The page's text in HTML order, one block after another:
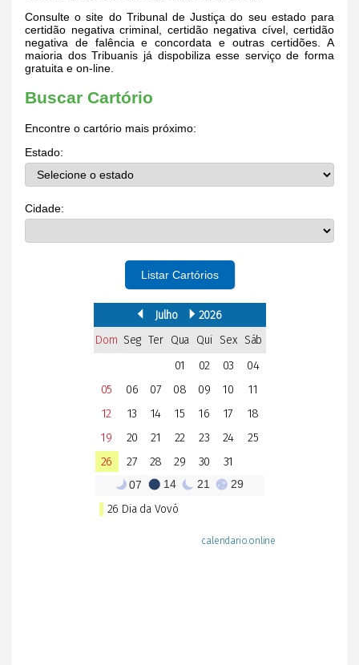
Consulte o site do Tribunal de Justiça do seu estado para
certidão negativa criminal, certidão negativa cível, certidão
negativa de falência e concordata e outras certidões. A
maioria dos Tribuanis já dispobiliza esse serviço de forma
gratuita e on-line.
Buscar Cartório
Encontre o cartório mais próximo:
Estado:
Cidade:
Listar Cartórios